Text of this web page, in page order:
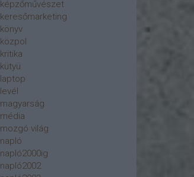
képzőművészet
keresőmarketing
könyv
közpol
kritika
kütyü
laptop
levél
magyarság
média
mozgó világ
napló
napló2000ig
napló2002